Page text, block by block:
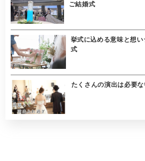
ご結婚式
挙式に込める意味と想
式
たくさんの演出は必要な